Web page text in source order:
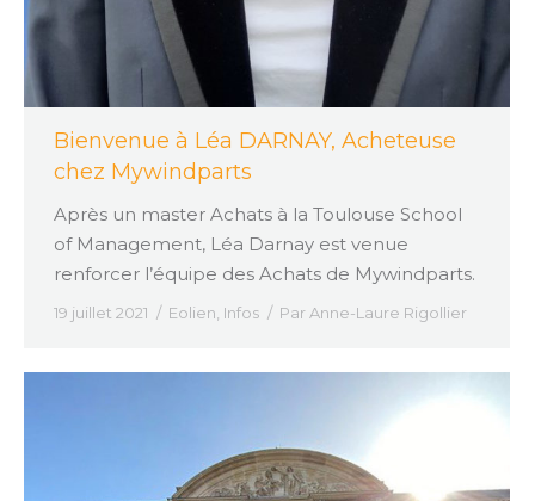
Bienvenue à Léa DARNAY, Acheteuse
chez Mywindparts
Après un master Achats à la Toulouse School
of Management, Léa Darnay est venue
renforcer l’équipe des Achats de Mywindparts.
19 juillet 2021 Eolien Infos Par Anne-Laure Rigollier